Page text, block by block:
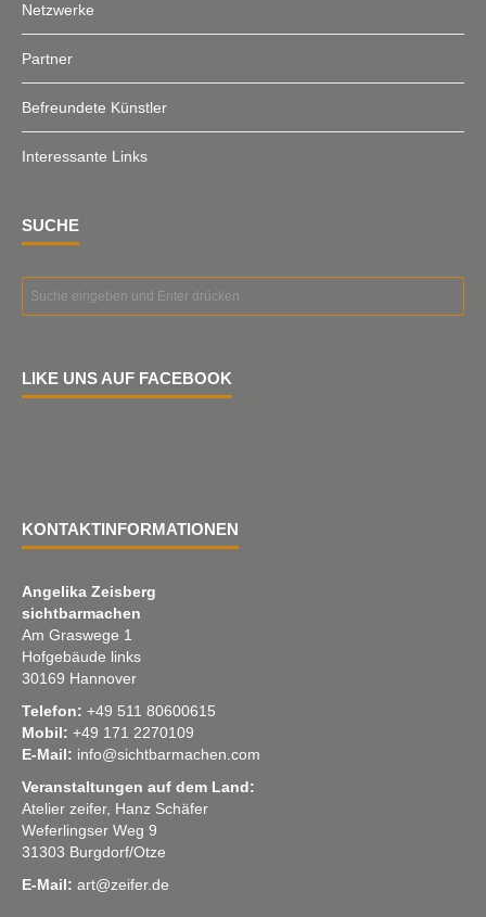
Netzwerke
Partner
Befreundete Künstler
Interessante Links
SUCHE
LIKE UNS AUF FACEBOOK
KONTAKTINFORMATIONEN
Angelika Zeisberg
sichtbarmachen
Am Graswege 1
Hofgebäude links
30169 Hannover
Telefon: +49 511 80600615
Mobil: +49 171 2270109
E-Mail: info@sichtbarmachen.com
Veranstaltungen auf dem Land:
Atelier zeifer, Hanz Schäfer
Weferlingser Weg 9
31303 Burgdorf/Otze
E-Mail: art@zeifer.de